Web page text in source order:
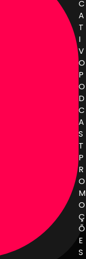
C
A
T
I
V
O
P
O
D
C
A
S
T
P
R
O
M
O
Ç
Õ
E
S